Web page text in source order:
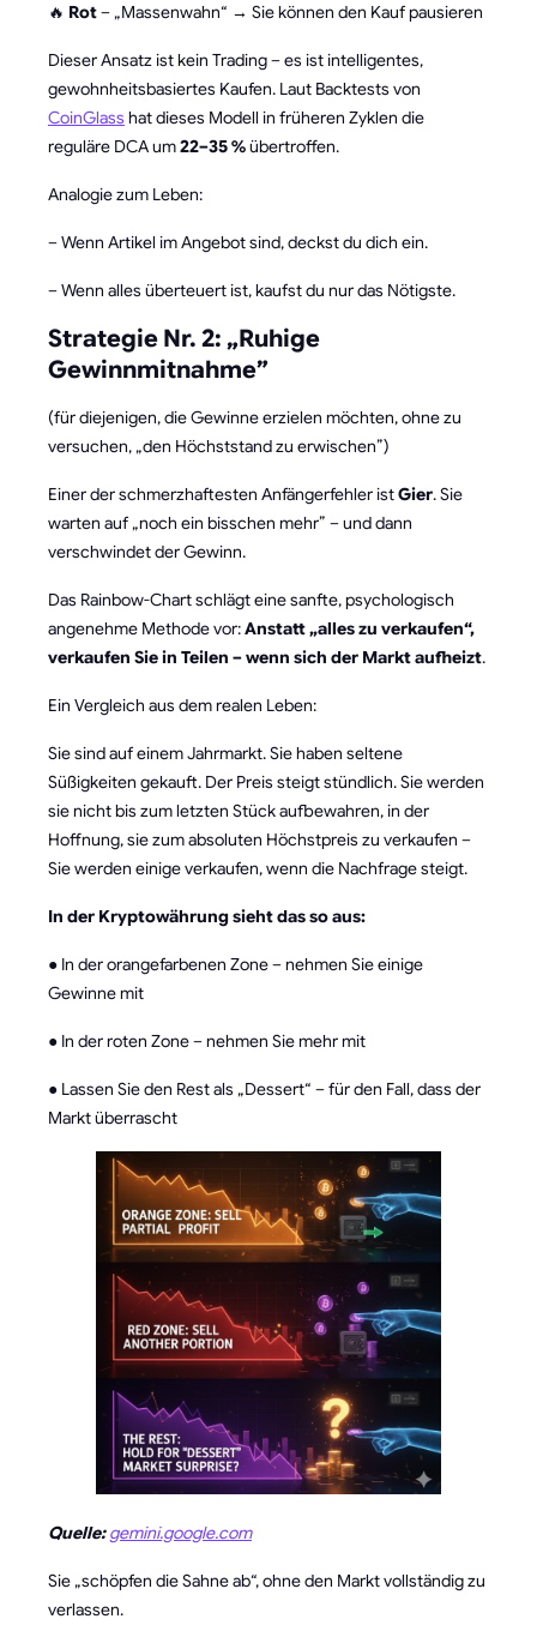
🔥 Rot– „Massenwahn“ → Sie können den Kauf pausieren
Dieser Ansatz ist kein Trading – es ist intelligentes,
gewohnheitsbasiertes Kaufen. Laut Backtests von
CoinGlass hat dieses Modell in früheren Zyklen die
reguläre DCA um22–35 %übertroffen.
Analogie zum Leben:
– Wenn Artikel im Angebot sind, deckst du dich ein.
– Wenn alles überteuert ist, kaufst du nur das Nötigste.
Strategie Nr. 2: „Ruhige
Gewinnmitnahme”
(für diejenigen, die Gewinne erzielen möchten, ohne zu
versuchen, „den Höchststand zu erwischen”)
Einer der schmerzhaftesten Anfängerfehler istGier. Sie
warten auf „noch ein bisschen mehr” – und dann
verschwindet der Gewinn.
Das Rainbow-Chart schlägt eine sanfte, psychologisch
angenehme Methode vor:Anstatt „alles zu verkaufen“,
verkaufen Sie in Teilen – wenn sich der Markt aufheizt.
Ein Vergleich aus dem realen Leben:
Sie sind auf einem Jahrmarkt. Sie haben seltene
Süßigkeiten gekauft. Der Preis steigt stündlich. Sie werden
sie nicht bis zum letzten Stück aufbewahren, in der
Hoffnung, sie zum absoluten Höchstpreis zu verkaufen –
Sie werden einige verkaufen, wenn die Nachfrage steigt.
In der Kryptowährung sieht das so aus:
● In der orangefarbenen Zone – nehmen Sie einige
Gewinne mit
● In der roten Zone – nehmen Sie mehr mit
● Lassen Sie den Rest als „Dessert“ – für den Fall, dass der
Markt überrascht
Quelle: gemini.google.com
Sie „schöpfen die Sahne ab“, ohne den Markt vollständig zu
verlassen.